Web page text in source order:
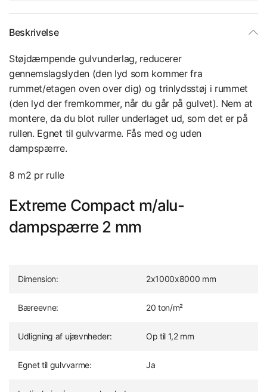
Beskrivelse
Støjdæmpende gulvunderlag, reducerer
gennemslagslyden (den lyd som kommer fra
rummet/etagen oven over dig) og trinlydsstøj i rummet
(den lyd der fremkommer, når du går på gulvet). Nem at
montere, da du blot ruller underlaget ud, som det er på
rullen. Egnet til gulvvarme. Fås med og uden
dampspærre.
8 m2 pr rulle
Extreme Compact m/alu-
dampspærre 2 mm
Dimension: 2x1000x8000 mm
Bæreevne: 20 ton/m²
Udligning af ujævnheder: Op til 1,2 mm
Egnet til gulvvarme: Ja